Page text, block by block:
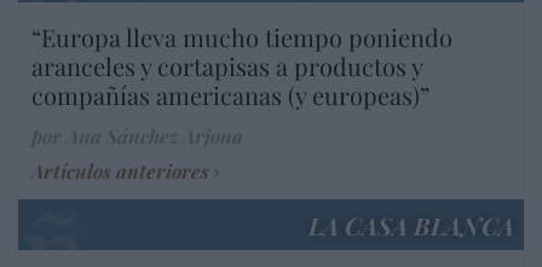
“Europa lleva mucho tiempo poniendo
aranceles y cortapisas a productos y
compañías americanas (y europeas)”
Artículos anteriores
LA CASA BLANCA